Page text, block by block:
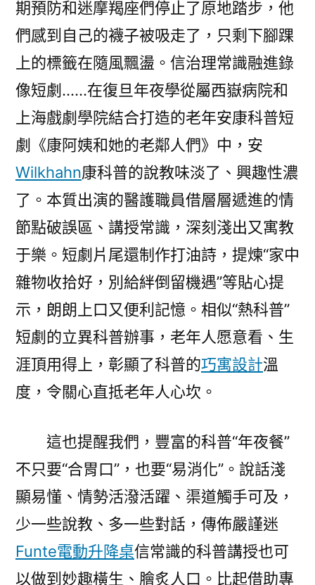
期預防和迷摩羯座們停止了原地踏步，他
們感到自己的襪子被吸走了，只剩下腳踝
上的標籤在隨風飄盪。信治理常識融進錄
像短劇……在復旦年夜學從屬西嶽病院和
上海戲劇學院結合打造的老年安康科普短
劇《康阿姨和她的老鄰人們》中，安
Wilkhahn康科普的說教味淡了、興趣性濃
了。本質出演的醫護職員借層層遞進的情
節點破誤區、講授常識，深刻淺出又寓教
于樂。短劇片尾還制作打油詩，提煉“家中
雜物收拾好，別給絆倒留機遇”等貼心提
示，朗朗上口又便利記憶。相似“熱科普”
短劇的立異科普辦事，老年人愿意看、生
涯頂用得上，彰顯了科普的巧寓設計溫
度，令關心直抵老年人心坎。
這也提醒我們，豐富的科普“年夜餐”
不只要“合胃口”，也要“易消化”。說話淺
顯易懂、情勢活潑活躍、渠道觸手可及，
少一些說教、多一些對話，傳佈嚴謹迷
Funte電動升降桌信常識的科普講授也可
以做到妙趣橫生、膾炙人口。比起借助專